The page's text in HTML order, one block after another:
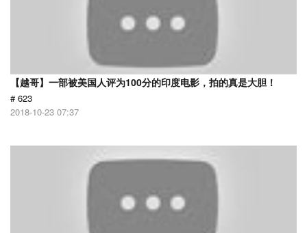
【越哥】一部被美国人评为100分的印度电影，拍的真是大胆！
# 623
2018-10-23 07:37